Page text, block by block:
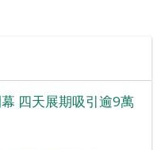
四天展期吸引逾9萬